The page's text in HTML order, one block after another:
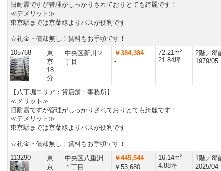
旧耐震ですが管理がしっかりされておりとても綺麗です！
≪デメリット≫
東京駅までは京葉線よりバスが便利です
☆礼金・償却無し！賃料もお手頃です！
105768
東
京
18
分
中央区新川２
丁目
￥384,384
-
72.21m2
21.84坪
2階／8
1979/05
【八丁堀エリア：貸店舗・事務所】
≪メリット≫
旧耐震ですが管理がしっかりされておりとても綺麗です！
≪デメリット≫
東京駅までは京葉線よりバスが便利です
☆礼金・償却無し！賃料もお手頃です！
113290
東
京
中央区八重洲
１丁目
￥445,544
￥53,680
16.14m2
4.88坪
1階／8
2025/04